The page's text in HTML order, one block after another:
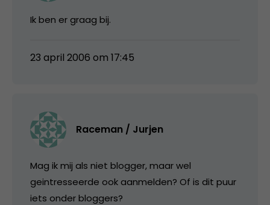
Ik ben er graag bij.
23 april 2006 om 17:45
Raceman / Jurjen
Mag ik mij als niet blogger, maar wel
geintresseerde ook aanmelden? Of is dit puur
iets onder bloggers?